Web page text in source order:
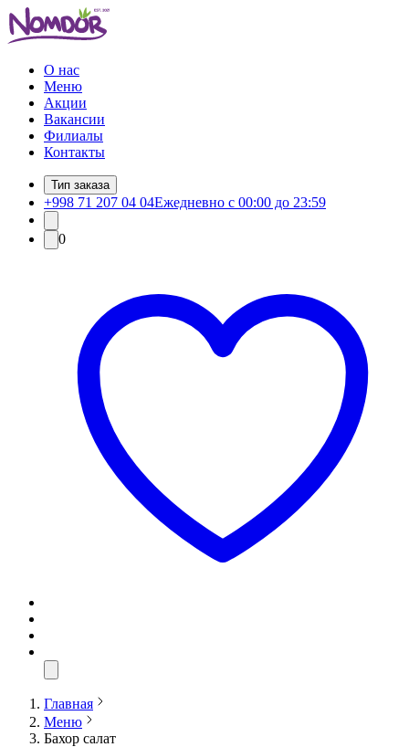
О нас
Меню
Акции
Вакансии
Филиалы
Контакты
Тип заказа
+998 71 207 04 04Ежедневно с 00:00 до 23:59
0
Главная
Меню
Бахор салат